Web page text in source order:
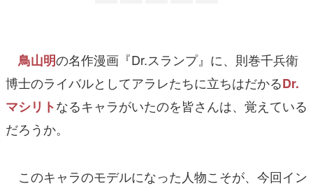
鳥山明の名作漫画『Dr.スランプ』に、則巻千兵衛
博士のライバルとしてアラレたちに立ちはだかるDr.
マシリトなるキャラがいたのを皆さんは、覚えている
だろうか。
このキャラのモデルになった人物こそが、今回イン